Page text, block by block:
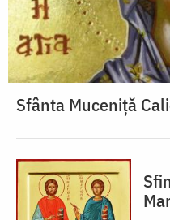
Sfânta Muceniţă